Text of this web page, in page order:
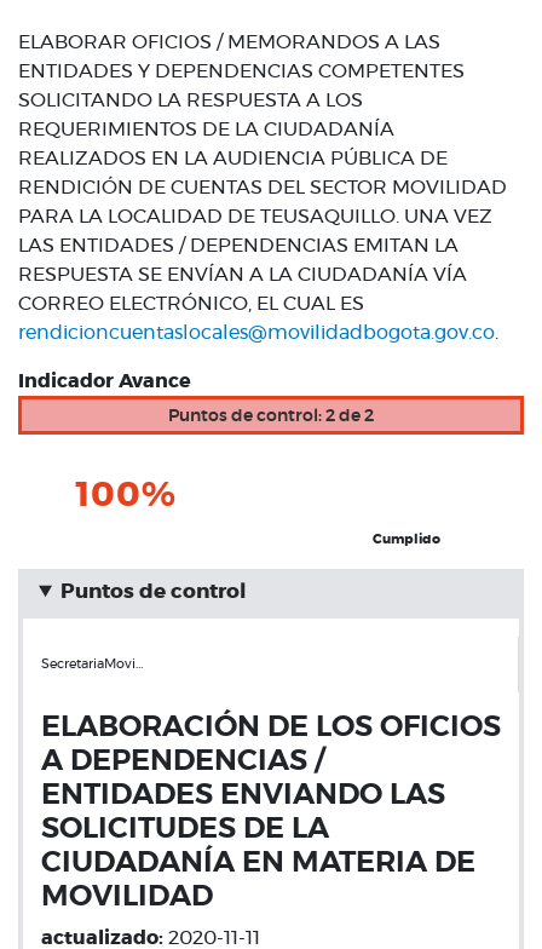
ELABORAR OFICIOS / MEMORANDOS A LAS
ENTIDADES Y DEPENDENCIAS COMPETENTES
SOLICITANDO LA RESPUESTA A LOS
REQUERIMIENTOS DE LA CIUDADANÍA
REALIZADOS EN LA AUDIENCIA PÚBLICA DE
RENDICIÓN DE CUENTAS DEL SECTOR MOVILIDAD
PARA LA LOCALIDAD DE TEUSAQUILLO. UNA VEZ
LAS ENTIDADES / DEPENDENCIAS EMITAN LA
RESPUESTA SE ENVÍAN A LA CIUDADANÍA VÍA
CORREO ELECTRÓNICO, EL CUAL ES
rendicioncuentaslocales@movilidadbogota.gov.co
Indicador Avance
Puntos de control: 2 de 2
100%
Cumplido
Puntos de control
SecretariaMovi…
ELABORACIÓN DE LOS OFICIOS
A DEPENDENCIAS /
ENTIDADES ENVIANDO LAS
SOLICITUDES DE LA
CIUDADANÍA EN MATERIA DE
MOVILIDAD
actualizado: 2020-11-11